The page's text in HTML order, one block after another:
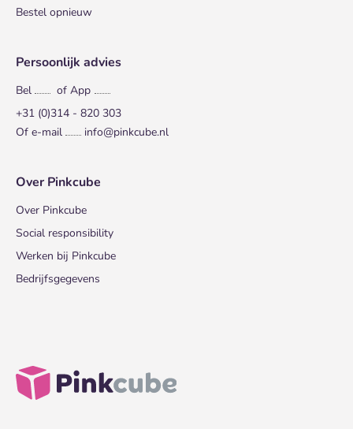
Bestel opnieuw
Persoonlijk advies
Bel
of App
+31 (0)314 - 820 303
Of e-mail
info@pinkcube.nl
Over Pinkcube
Over Pinkcube
Social responsibility
Werken bij Pinkcube
Bedrijfsgegevens